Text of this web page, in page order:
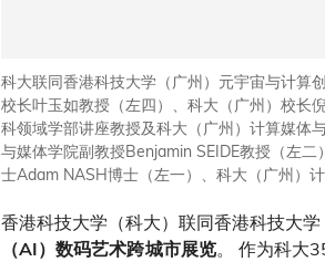
科大联同香港科技大学（广州）元宇宙与计算
校长叶玉如教授（左四）、科大（广州）校长
科领域学部讲座教授及科大（广州）计算媒体
与媒体学院副教授Benjamin SEIDE教授（左
士Adam NASH博士（左一）、科大（广州）
香港科技大学（科大）联同香港科技大
（AI）数码艺术跨城市展览。 作为科大